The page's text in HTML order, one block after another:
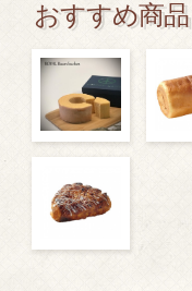
おすすめ商品